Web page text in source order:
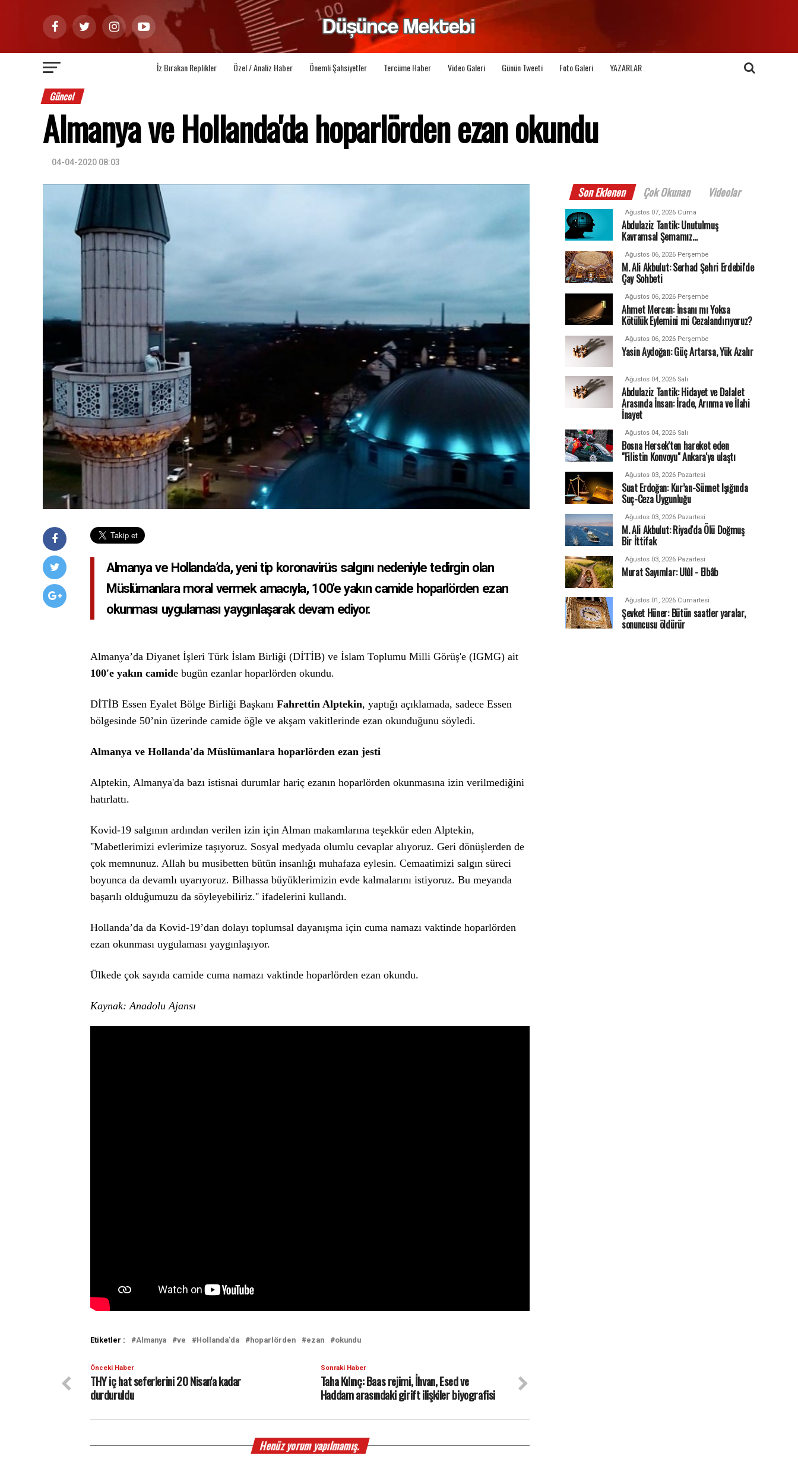
İz Bırakan Replikler Özel / Analiz Haber Önemli Şahsiyetler Tercüme Haber Video Galeri Günün Tweeti Foto Galeri YAZARLAR
Güncel
Almanya ve Hollanda'da hoparlörden ezan okundu
04-04-2020 08:03
Almanya ve Hollanda’da, yeni tip koronavirüs salgını nedeniyle tedirgin olan
Müslümanlara moral vermek amacıyla, 100'e yakın camide hoparlörden ezan
okunması uygulaması yaygınlaşarak devam ediyor.
Almanya’da Diyanet İşleri Türk İslam Birliği (DİTİB) ve İslam Toplumu Milli Görüş'e (IGMG) ait
100'e yakın camide bugün ezanlar hoparlörden okundu.
DİTİB Essen Eyalet Bölge Birliği Başkanı Fahrettin Alptekin, yaptığı açıklamada, sadece Essen
bölgesinde 50’nin üzerinde camide öğle ve akşam vakitlerinde ezan okunduğunu söyledi.
Almanya ve Hollanda'da Müslümanlara hoparlörden ezan jesti
Alptekin, Almanya'da bazı istisnai durumlar hariç ezanın hoparlörden okunmasına izin verilmediğini
hatırlattı.
Kovid-19 salgının ardından verilen izin için Alman makamlarına teşekkür eden Alptekin,
''Mabetlerimizi evlerimize taşıyoruz. Sosyal medyada olumlu cevaplar alıyoruz. Geri dönüşlerden de
çok memnunuz. Allah bu musibetten bütün insanlığı muhafaza eylesin. Cemaatimizi salgın süreci
boyunca da devamlı uyarıyoruz. Bilhassa büyüklerimizin evde kalmalarını istiyoruz. Bu meyanda
başarılı olduğumuzu da söyleyebiliriz.'' ifadelerini kullandı.
Hollanda’da da Kovid-19’dan dolayı toplumsal dayanışma için cuma namazı vaktinde hoparlörden
ezan okunması uygulaması yaygınlaşıyor.
Ülkede çok sayıda camide cuma namazı vaktinde hoparlörden ezan okundu.
Kaynak: Anadolu Ajansı
Etiketler : Almanya ve Hollanda'da hoparlörden ezan okundu
Önceki Haber
THY iç hat seferlerini 20 Nisan'a kadar
durduruldu
Sonraki Haber
Taha Kılınç: Baas rejimi, İhvan, Esed ve
Haddam arasındaki girift ilişkiler biyografisi
Henüz yorum yapılmamış.
Son Eklenen Çok Okunan Videolar
Ağustos 07, 2026 Cuma
Abdulaziz Tantik: Unutulmuş
Kavramsal Şemamız…
Ağustos 06, 2026 Perşembe
M. Ali Akbulut: Serhad Şehri Erdebil'de
Çay Sohbeti
Ağustos 06, 2026 Perşembe
Ahmet Mercan: İnsanı mı Yoksa
Kötülük Eylemini mi Cezalandırıyoruz?
Ağustos 06, 2026 Perşembe
Yasin Aydoğan: Güç Artarsa, Yük Azalır
Ağustos 04, 2026 Salı
Abdulaziz Tantik: Hidayet ve Dalalet
Arasında İnsan: İrade, Arınma ve İlahi
İnayet
Ağustos 04, 2026 Salı
Bosna Hersek'ten hareket eden
"Filistin Konvoyu" Ankara'ya ulaştı
Ağustos 03, 2026 Pazartesi
Suat Erdoğan: Kur’an-Sünnet Işığında
Suç-Ceza Uygunluğu
Ağustos 03, 2026 Pazartesi
M. Ali Akbulut: Riyad'da Ölü Doğmuş
Bir İttifak
Ağustos 03, 2026 Pazartesi
Murat Sayımlar: Ulûl - Elbâb
Ağustos 01, 2026 Cumartesi
Şevket Hüner: Bütün saatler yaralar,
sonuncusu öldürür